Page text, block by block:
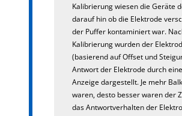
Kalibrierung wiesen die Geräte
darauf hin ob die Elektrode
der Puffer kontaminiert war.
Kalibrierung wurden der
(basierend auf Offset und
Antwort der Elektrode durch
Anzeige dargestellt. Je mehr
waren, desto besser waren der
das Antwortverhalten der